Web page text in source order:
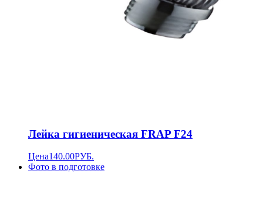
Лейка гигиеническая FRAP F24
Цена140.00РУБ.
Фото в подготовке